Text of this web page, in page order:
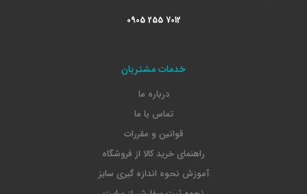
0905 255 7012
خدمات مشتریان
درباره ما
تماس با ما
قوانین و مقررات
راهنمای خرید کالا از فروشگاه
آموزش نحوه اندازه گیری سایز